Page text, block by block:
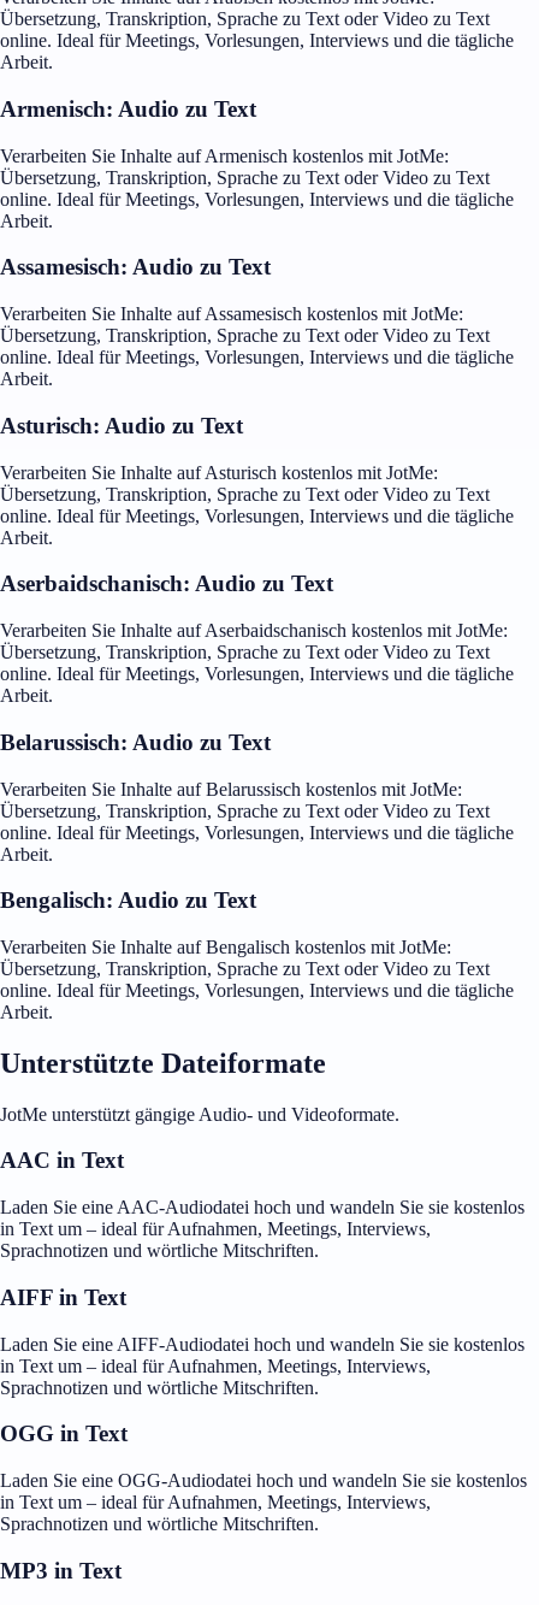
Übersetzung, Transkription, Sprache zu Text oder Video zu Text
online. Ideal für Meetings, Vorlesungen, Interviews und die tägliche
Arbeit.
Armenisch: Audio zu Text
Verarbeiten Sie Inhalte auf Armenisch kostenlos mit JotMe:
Übersetzung, Transkription, Sprache zu Text oder Video zu Text
online. Ideal für Meetings, Vorlesungen, Interviews und die tägliche
Arbeit.
Assamesisch: Audio zu Text
Verarbeiten Sie Inhalte auf Assamesisch kostenlos mit JotMe:
Übersetzung, Transkription, Sprache zu Text oder Video zu Text
online. Ideal für Meetings, Vorlesungen, Interviews und die tägliche
Arbeit.
Asturisch: Audio zu Text
Verarbeiten Sie Inhalte auf Asturisch kostenlos mit JotMe:
Übersetzung, Transkription, Sprache zu Text oder Video zu Text
online. Ideal für Meetings, Vorlesungen, Interviews und die tägliche
Arbeit.
Aserbaidschanisch: Audio zu Text
Verarbeiten Sie Inhalte auf Aserbaidschanisch kostenlos mit JotMe:
Übersetzung, Transkription, Sprache zu Text oder Video zu Text
online. Ideal für Meetings, Vorlesungen, Interviews und die tägliche
Arbeit.
Belarussisch: Audio zu Text
Verarbeiten Sie Inhalte auf Belarussisch kostenlos mit JotMe:
Übersetzung, Transkription, Sprache zu Text oder Video zu Text
online. Ideal für Meetings, Vorlesungen, Interviews und die tägliche
Arbeit.
Bengalisch: Audio zu Text
Verarbeiten Sie Inhalte auf Bengalisch kostenlos mit JotMe:
Übersetzung, Transkription, Sprache zu Text oder Video zu Text
online. Ideal für Meetings, Vorlesungen, Interviews und die tägliche
Arbeit.
Unterstützte Dateiformate
JotMe unterstützt gängige Audio- und Videoformate.
AAC in Text
Laden Sie eine AAC-Audiodatei hoch und wandeln Sie sie kostenlos
in Text um – ideal für Aufnahmen, Meetings, Interviews,
Sprachnotizen und wörtliche Mitschriften.
AIFF in Text
Laden Sie eine AIFF-Audiodatei hoch und wandeln Sie sie kostenlos
in Text um – ideal für Aufnahmen, Meetings, Interviews,
Sprachnotizen und wörtliche Mitschriften.
OGG in Text
Laden Sie eine OGG-Audiodatei hoch und wandeln Sie sie kostenlos
in Text um – ideal für Aufnahmen, Meetings, Interviews,
Sprachnotizen und wörtliche Mitschriften.
MP3 in Text